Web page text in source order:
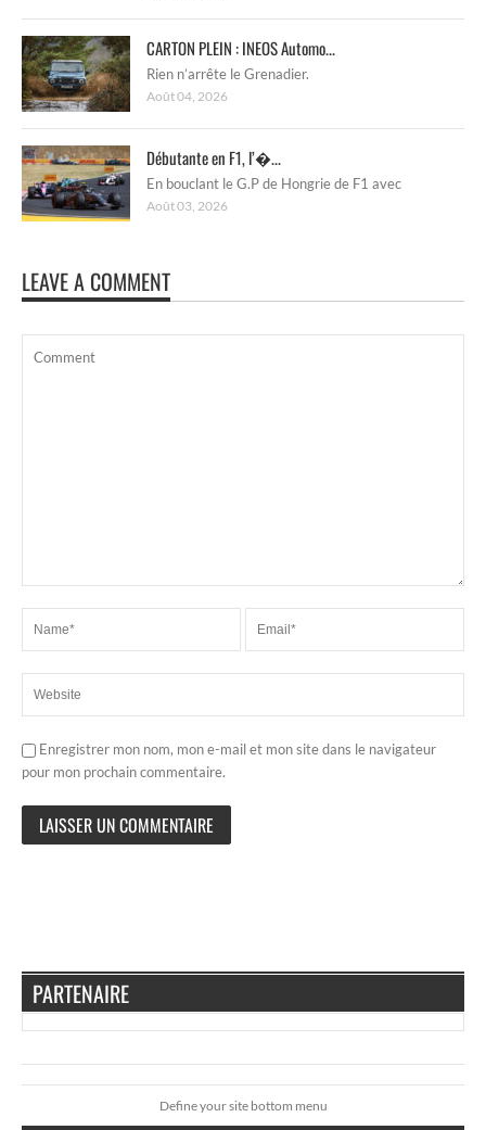
CARTON PLEIN : INEOS Automo...
Rien n’arrête le Grenadier.
Août 04, 2026
Débutante en F1, l’�...
En bouclant le G.P de Hongrie de F1 avec
Août 03, 2026
LEAVE A COMMENT
Enregistrer mon nom, mon e-mail et mon site dans le navigateur
pour mon prochain commentaire.
PARTENAIRE
Define your site bottom menu